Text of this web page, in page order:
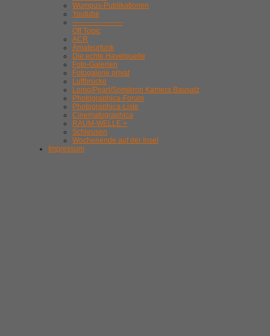
Wumpus-Publikationen
Youtube
---------------------
Off Topic
ACR
Amateurfunk
Die echte Havelquelle
Foto-Galerien
Fotogalerie privat
Luftbrücke
Lomo/Pearl/Somikron Kamera Bausatz
Photographica-Forum
Photographica-Liste
Cinematographica
RAUM-WELLE >
Schleusen
Wochenende auf der Insel
Impressum